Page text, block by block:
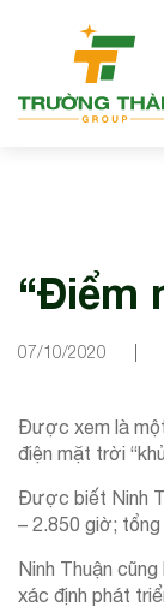
“Điểm
07/10/2020
Được xem là
điện mặt trời
Được biết Ninh
– 2.850 giờ;
Ninh Thuận
xác định phát